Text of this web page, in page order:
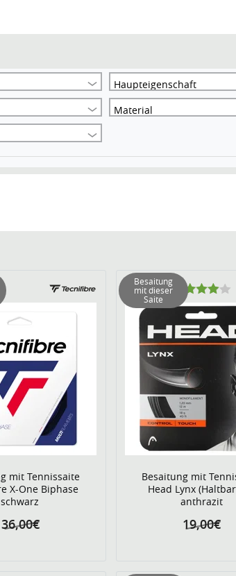
Haupteigenschaft
Material
mit Tennissaite
X-One Biphase
schwarz
36,00€
Besaitung mit
Head Lynx
anthrazit
19,00€
Besaitung
mit dieser
Saite